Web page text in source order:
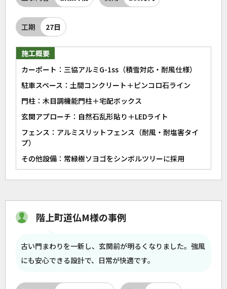
工期 27日
施工概要
カーポート：三協アルミG-1ss（積雪対応・耐風仕様）
駐車スペース：土間コンクリート＋ピンコロ石ライン
門柱：木目調機能門柱＋宅配ボックス
玄関アプローチ：自然石乱形貼り＋LEDライト
フェンス：アルミスリットフェンス（耐風・耐塩害タイ
プ）
その他設備：常緑樹ソヨゴをシンボルツリーに採用
階上町道仏M様の事例
古い門まわりを一新し、玄関前が明るくなりました。強風
にも安心できる設計で、日常が快適です。